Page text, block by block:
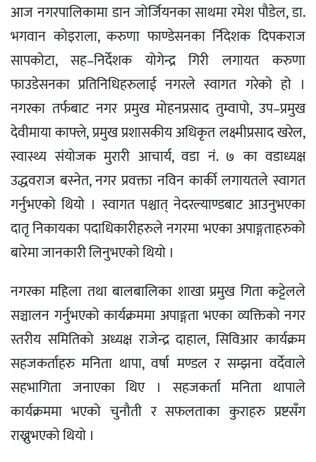
आज नगरपालिकामा डान जोर्जियनका साथमा रमेश पौडेल, डा.
भगवान कोइराला, करुणा फाण्डेसनका र्निदेशक दिपकराज
सापकोटा, सह–निर्देशक योगेन्द्र गिरी लगायत करुणा
फाउडेसनका प्रतिनिधिहरुलाई नगरले स्वागत गरेको हो ।
नगरका तर्फबाट नगर प्रमुख मोहनप्रसाद तुम्वापो, उप–प्रमुख
देवीमाया काफ्ले, प्रमुख प्रशासकीय अधिकृत लक्ष्मीप्रसाद खरेल,
स्वास्थ्य संयोजक मुरारी आचार्य, वडा नं. ७ का वडाध्यक्ष
उद्धवराज बस्नेत, नगर प्रवक्ता नविन कार्की लगायतले स्वागत
गर्नुभएको थियो । स्वागत पश्चात् नेदरल्याण्डबाट आउनुभएका
दातृ निकायका पदाधिकारीहरुले नगरमा भएका अपाङ्गताहरुको
बारेमा जानकारी लिनुभएको थियो ।
नगरका महिला तथा बालबालिका शाखा प्रमुख गिता कट्टेलले
सञ्चालन गर्नुभएको कार्यक्रममा अपाङ्गता भएका व्यक्तिको नगर
स्तरीय समितिको अध्यक्ष राजेन्द्र दाहाल, सिविआर कार्यक्रम
सहजकर्ताहरु मनिता थापा, वर्षा मण्डल र सम्झना वर्देवाले
सहभागिता जनाएका थिए । सहजकर्ता मनिता थापाले
कार्यक्रममा भएको चुनौती र सफलताका कुराहरु प्रष्टसँग
राख्नुभएको थियो ।